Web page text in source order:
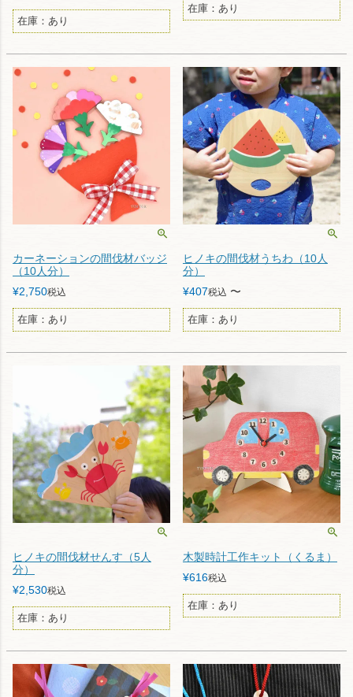
在庫：あり
在庫：あり
カーネーションの間伐材バッジ
（10人分）
¥2,750税込
在庫：あり
ヒノキの間伐材うちわ（10人
分）
¥407税込 〜
在庫：あり
ヒノキの間伐材せんす（5人
分）
¥2,530税込
在庫：あり
木製時計工作キット（くるま）
¥616税込
在庫：あり